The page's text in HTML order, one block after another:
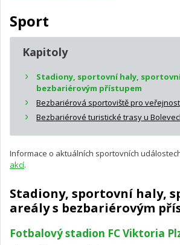
Sport
Kapitoly
Stadiony, sportovní haly,
bezbariérovým přístupem
Bezbariérová sportoviště pro veřejnost
Bezbariérové turistické trasy u
Informace o aktuálních sportovních
akcí.
Stadiony, sportovní haly,
areály s bezbariérovým
Fotbalový stadion FC Viktoria